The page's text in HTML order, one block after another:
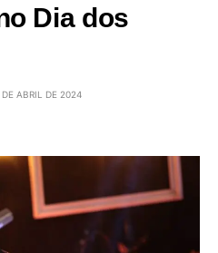
Dia dos
DE ABRIL DE 2024